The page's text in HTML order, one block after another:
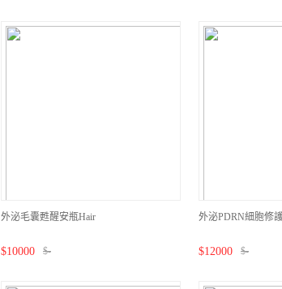
外泌毛囊甦醒安瓶Hair
$10000 $-
外泌PDRN細胞修
$12000 $-